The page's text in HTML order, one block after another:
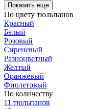
Показать еще
По цвету тюльпанов
Красный
Белый
Розовый
Сиреневый
Разноцветный
Желтый
Оранжевый
Фиолетовый
По количеству
11 тюльпанов